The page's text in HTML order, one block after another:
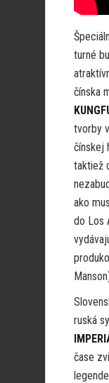
turné
čínska
tvorby
čínskej
taktiež
ako
do Los
ruská
čase